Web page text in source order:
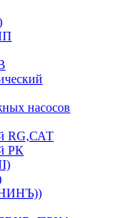
насосов
RG,САТ
РК